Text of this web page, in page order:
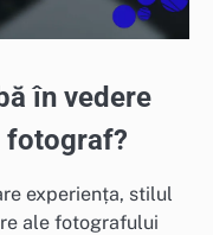
în vedere
fotograf?
experiența, stilul
ale fotografului